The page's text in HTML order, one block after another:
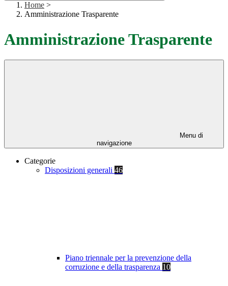
Home >
Amministrazione Trasparente
Amministrazione Trasparente
Menu di
navigazione
Categorie
Disposizioni generali 46
Piano triennale per la prevenzione della
corruzione e della trasparenza 10